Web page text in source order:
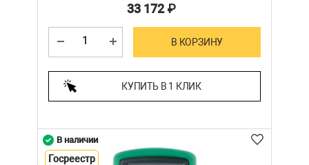
33 172₽
В КОРЗИНУ
КУПИТЬ В 1 КЛИК
В наличии
Госреестр